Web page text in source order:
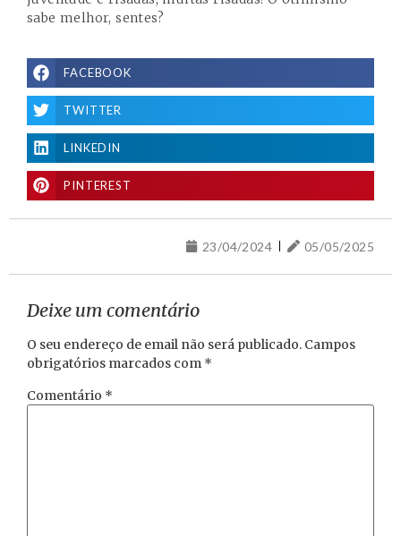
sabe melhor, sentes?
FACEBOOK
TWITTER
LINKEDIN
PINTEREST
23/04/2024 05/05/2025
Deixe um comentário
O seu endereço de email não será publicado. Campos
obrigatórios marcados com *
Comentário *